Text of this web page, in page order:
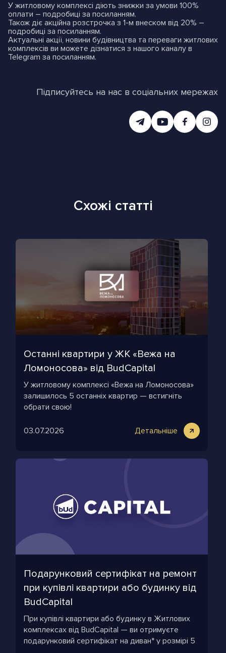
У житловому комплексі діють знижки за умови 100%
оплати – подробиці за посиланням.
Також діє акційна розстрочка з 1-м внеском від 20% –
подробиці за посиланням.
Актуальні акції, новини будівництва та переваги житлових
комплексів ви можете дізнатися з нашого каналу в
Telegram за посиланням.
Підписуйтесь на нас в соціальних мережах
Схожі статті
Останні квартири у ЖК «Вежа на
Ломоносова» від BudCapital
У житловому комплексі «Вежа на Ломоносова»
залишилось 5 останніх квартир — встигніть
обрати свою!
03.07.2026 Детальніше
Подарунковий сертифікат на ремонт
при купівлі квартири або будинку від
BudCapital
При купівлі квартири або будинку в Житлових
комплексах від BudCapital — ви отримуєте
подарунковий сертифікат на диван* у розмірі 5